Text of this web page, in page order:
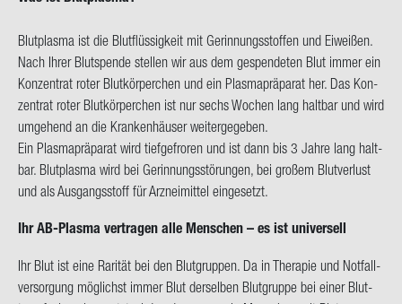
Blut­plas­ma ist die Blut­flüs­sig­keit mit Ge­rin­nungs­stof­fen und Ei­wei­ßen.
Nach Ihrer Blut­spen­de stel­len wir aus dem ge­spen­de­ten Blut immer ein
Kon­zen­trat roter Blut­kör­per­chen und ein Plas­ma­prä­pa­rat her. Das Kon­
zen­trat roter Blut­kör­per­chen ist nur sechs Wo­chen lang halt­bar und wird
um­ge­hend an die Kran­ken­häu­ser wei­ter­ge­ge­ben.
Ein Plas­ma­prä­pa­rat wird tief­ge­fro­ren und ist dann bis 3 Jahre lang halt­
bar. Blut­plas­ma wird bei Ge­rin­nungs­stö­run­gen, bei gro­ßem Blut­ver­lust
und als Aus­gangs­stoff für Arz­nei­mit­tel ein­ge­setzt.
Ihr AB-​Plasma ver­tra­gen alle Men­schen – es ist uni­ver­sell
Ihr Blut ist eine Ra­ri­tät bei den Blut­grup­pen. Da in The­ra­pie und Not­fall­
ver­sor­gung mög­lichst immer Blut der­sel­ben Blut­grup­pe bei einer Blut­